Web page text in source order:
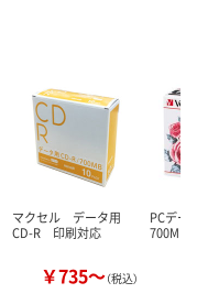
マクセル データ用
CD-R 印刷対応
￥735～（税込）
PCデ
700MB